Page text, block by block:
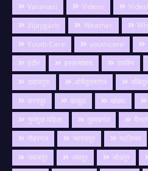
Varanasi
Videos
Vijaygarh
Weather
Youth Care
youthcare
इंदौर
इस्लामाबाद उज्जैन
उदायपुरा
ओबेदुल्लागंज
कानपुर
काबुल खंडवा
गुमशुदा महिला
गुलाबगंज
गौहरगंज
ग्यारसपुर ग्वालियर
जबलपुर
जयपुर जोधपुर